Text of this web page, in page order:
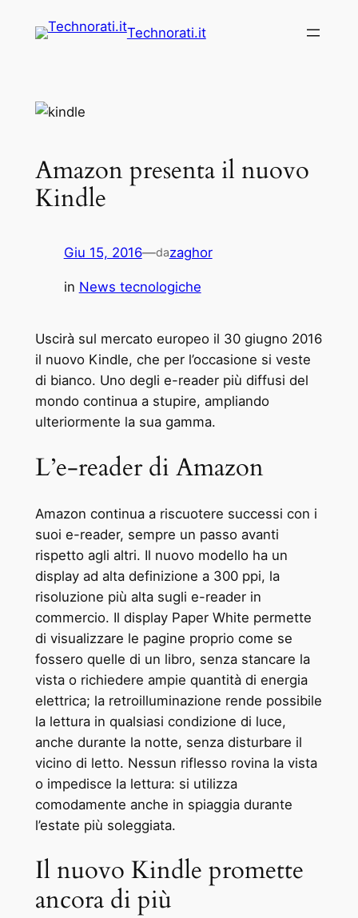
Technorati.it
Amazon presenta il nuovo
Kindle
Giu 15, 2016—dazaghor
in News tecnologiche
Uscirà sul mercato europeo il 30 giugno 2016
il nuovo Kindle, che per l’occasione si veste
di bianco. Uno degli e-reader più diffusi del
mondo continua a stupire, ampliando
ulteriormente la sua gamma.
L’e-reader di Amazon
Amazon continua a riscuotere successi con i
suoi e-reader, sempre un passo avanti
rispetto agli altri. Il nuovo modello ha un
display ad alta definizione a 300 ppi, la
risoluzione più alta sugli e-reader in
commercio. Il display Paper White permette
di visualizzare le pagine proprio come se
fossero quelle di un libro, senza stancare la
vista o richiedere ampie quantità di energia
elettrica; la retroilluminazione rende possibile
la lettura in qualsiasi condizione di luce,
anche durante la notte, senza disturbare il
vicino di letto. Nessun riflesso rovina la vista
o impedisce la lettura: si utilizza
comodamente anche in spiaggia durante
l’estate più soleggiata.
Il nuovo Kindle promette
ancora di più